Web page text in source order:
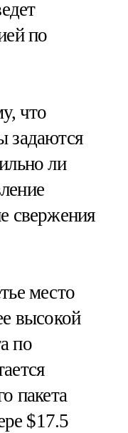
по
что
задаются
ли
свержения
место
высокой
по
пакета
$17.5